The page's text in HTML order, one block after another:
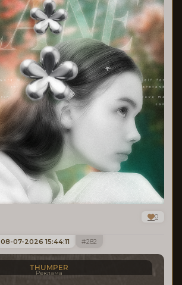
0
282
08-07-2026 15:44:11
THUMPER
Реклама